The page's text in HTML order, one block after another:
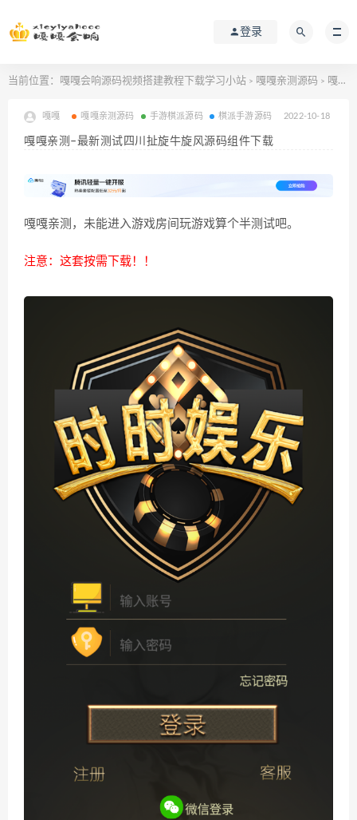
登录
当前位置： 嘎嘎会响源码视频搭建教程下载学习小站 > 嘎嘎亲测源码 > 嘎嘎亲测–最新测试四川扯旋牛旋风源码组件下载
嘎嘎 嘎嘎亲测源码 手游棋派源码 棋派手游源码 2022-10-18
嘎嘎亲测–最新测试四川扯旋牛旋风源码组件下载
嘎嘎亲测，未能进入游戏房间玩游戏算个半测试吧。
注意：这套按需下载！！